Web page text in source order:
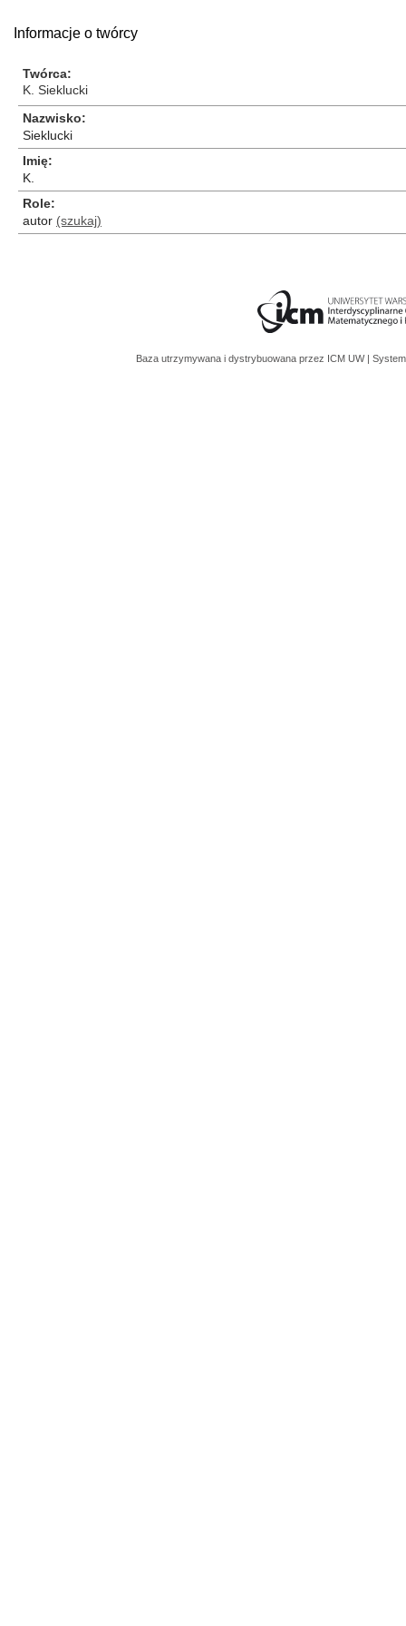
Informacje o twórcy
Twórca
K. Sieklucki
Nazwisko
Sieklucki
Imię
K.
Role
autor (szukaj)
Baza utrzymywana i dystrybuowana przez ICM UW |